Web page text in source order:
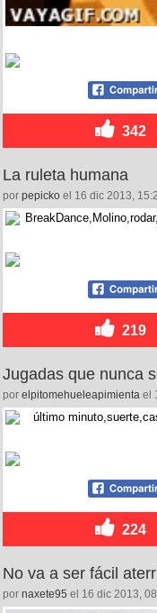
342
La ruleta humana
por pepicko el 16 dic 2013,
219
Jugadas que nunca
por elpitomehueleapimienta el
224
No va a ser fácil
por naxete95 el 16 dic 2013,